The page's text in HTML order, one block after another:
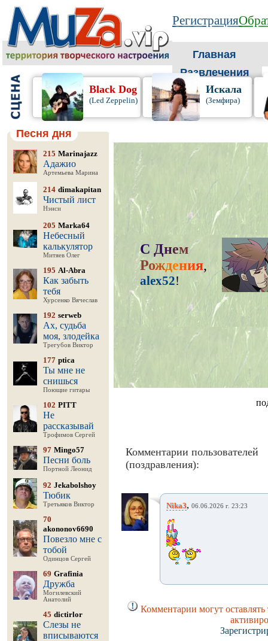
Регистрация
Главная
Развлечения
Black Dog
(Led Zeppelin)
Искала
(Земфира)
Песня дня
215 Marinajazz
Адажио
Артемьева Марина
214 dimakapitan
Чистый лист
Нэнси
205 Marka64
Небесный
калькулятор
Митяев Олег
195 Al-Abra
Как забыть
тебя
Хурсенко Вячеслав
192 serweb
Ах, судьба
моя, злодейка
Трегубов Виктор
177 ptica
Ты мне не
снишься
Поющие гитары
102 PITT
Не
рассказывай
Трофимов Сергей
97 Mingo57
Песни боль
Портной Леонид
92 Jekabolshoy
Тюбик
Третьяков Виктор
70
akononov6690
Повезло мне с
тобой
Одинцов Сергей
69 Grafinia
Дружба
Могилевский
Анатолий
45 dictirlor
Слезы не
вписываются
С Днем
Рождения,
alex52!
Комментарии пользователей
(поздравления):
Nika3, 06.06.2026 г. 23:23
Комментарии могут оставлять